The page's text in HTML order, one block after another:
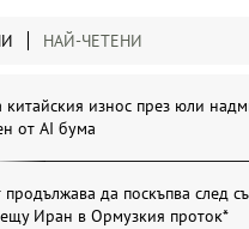
НАЙ-ЧЕТЕНИ
китайския износ през юли
от AI бума
продължава да поскъпва след
Иран в Ормузкия проток*